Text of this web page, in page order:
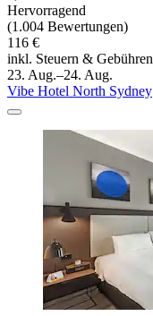
Hervorragend
(1.004 Bewertungen)
116 €
inkl. Steuern & Gebühren
23. Aug.–24. Aug.
Vibe Hotel North Sydney